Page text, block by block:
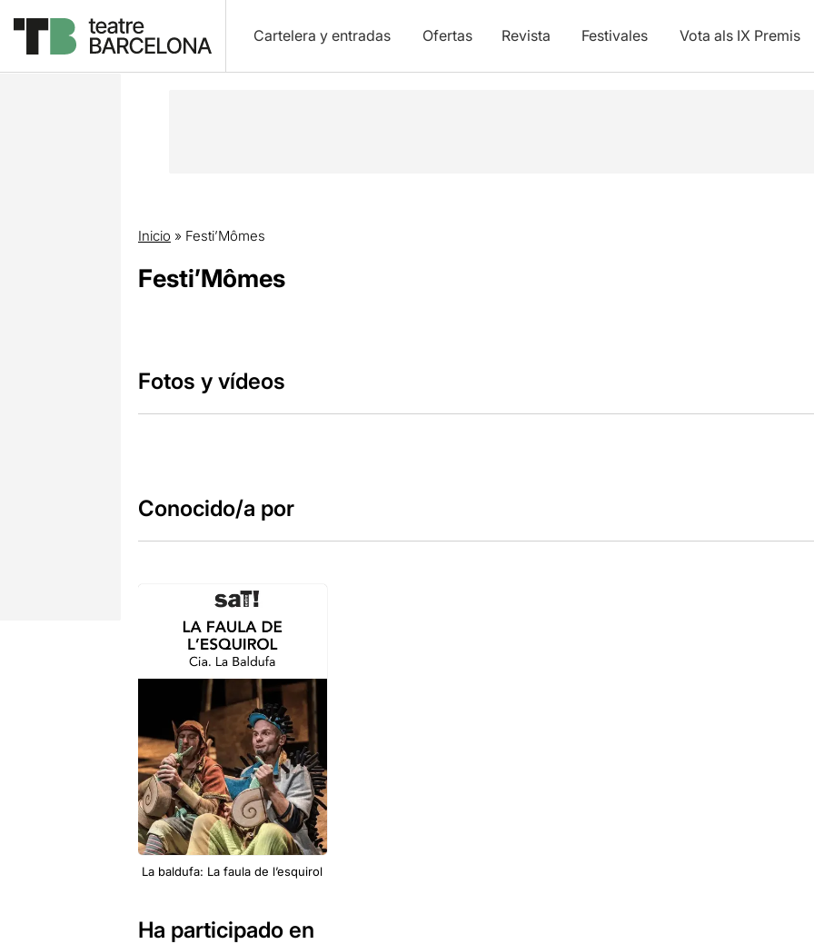
Cartelera y entradas Ofertas Revista Festivales Vota als IX Premis
Inicio » Festi’Mômes
Festi’Mômes
Fotos y vídeos
Conocido/a por
La baldufa: La faula de l’esquirol
Ha participado en